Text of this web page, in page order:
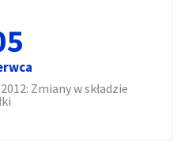
Zmiany w składzie